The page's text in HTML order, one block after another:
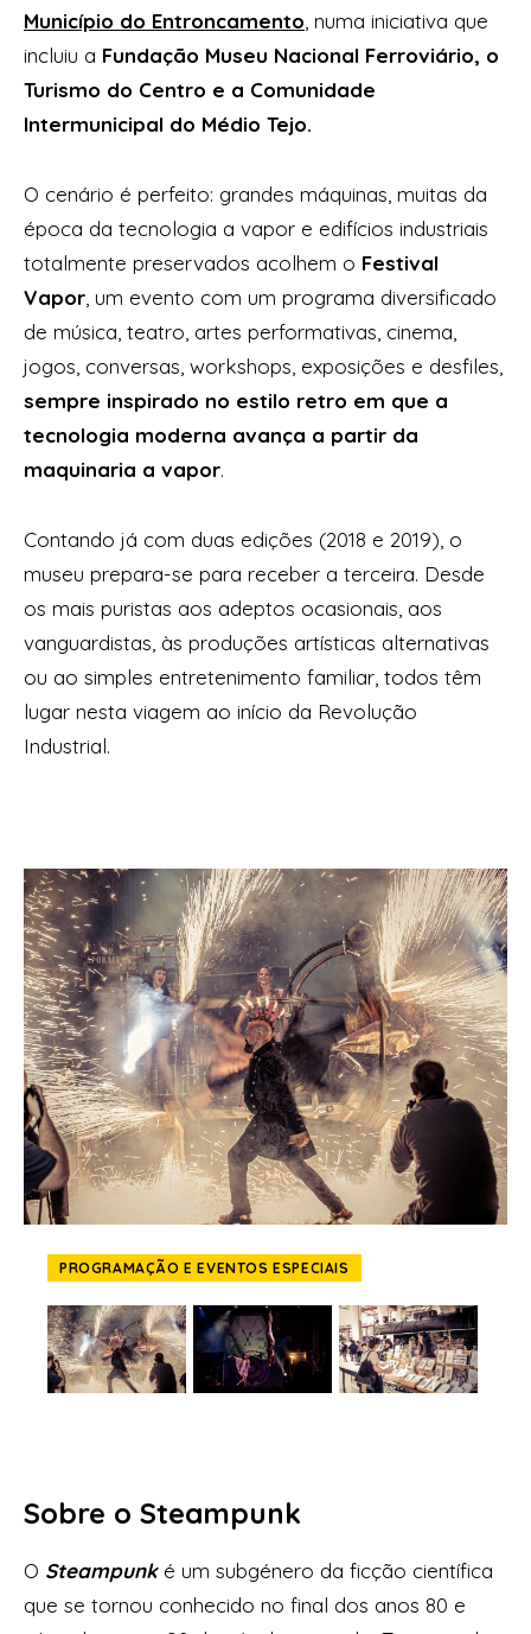
Município do Entroncamento , numa iniciativa que
incluiu a Fundação Museu Nacional Ferroviário, o
Turismo do Centro e a Comunidade
Intermunicipal do Médio Tejo.
O cenário é perfeito: grandes máquinas, muitas da
época da tecnologia a vapor e edifícios industriais
totalmente preservados acolhem o Festival
Vapor , um evento com um programa diversificado
de música, teatro, artes performativas, cinema,
jogos, conversas, workshops, exposições e desfiles,
sempre inspirado no estilo retro em que a
tecnologia moderna avança a partir da
maquinaria a vapor.
Contando já com duas edições (2018 e 2019), o
museu prepara-se para receber a terceira. Desde
os mais puristas aos adeptos ocasionais, aos
vanguardistas, às produções artísticas alternativas
ou ao simples entretenimento familiar, todos têm
lugar nesta viagem ao início da Revolução
Industrial.
PROGRAMAÇÃO E EVENTOS ESPECIAIS
Sobre o Steampunk
O Steampunké um subgénero da ficção científica
que se tornou conhecido no final dos anos 80 e